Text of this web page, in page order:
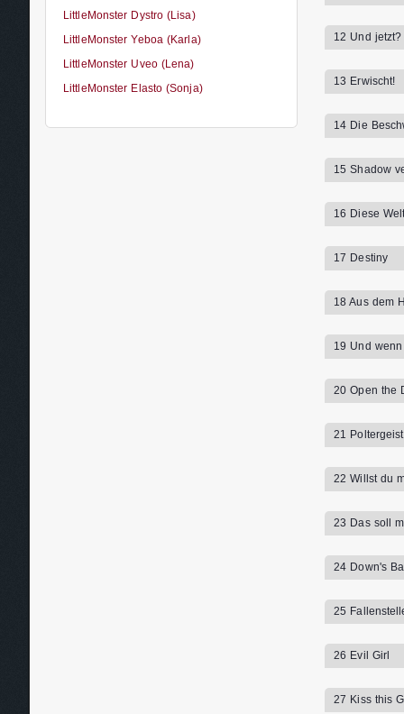
12 Und jetzt?
13 Erwischt!
14 Die
15 Shadow
16 Diese
17 Destiny
18 Aus dem
19 Und
20 Open the
21 Poltergeist
22 Willst du
23 Das soll
24 Down's
25
26 Evil Girl
27 Kiss this
LittleMonster Dystro (Lisa)
LittleMonster Yeboa (Karla)
LittleMonster Uveo (Lena)
LittleMonster Elasto (Sonja)